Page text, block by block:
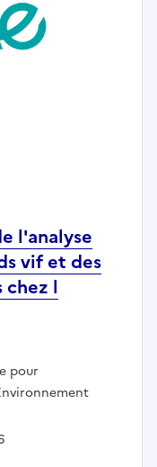
l'analyse
vif et des
l
pour